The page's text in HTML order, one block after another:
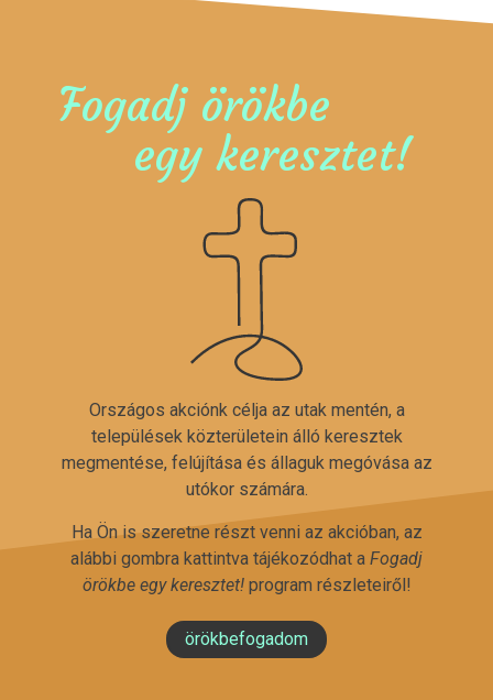
Fogadj örökbe
egy keresztet!
Országos akciónk célja az utak mentén, a
települések közterületein álló keresztek
megmentése, felújítása és állaguk megóvása az
utókor számára.
Ha Ön is szeretne részt venni az akcióban, az
alábbi gombra kattintva tájékozódhat a Fogadj
örökbe egy keresztet!program részleteiről!
örökbefogadom